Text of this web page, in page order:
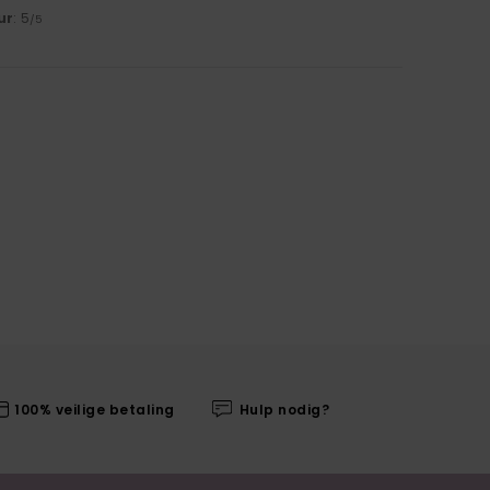
: 5/5
100% veilige betaling Hulp nodig?